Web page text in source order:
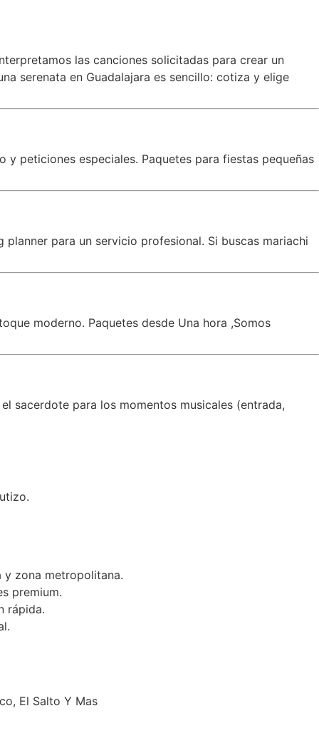
las canciones solicitadas para crear un
serenata en Guadalajara es sencillo: cotiza y elige
peticiones especiales. Paquetes para fiestas pequeñas
para un servicio profesional. Si buscas mariachi
moderno. Paquetes desde Una hora ,Somos
sacerdote para los momentos musicales (entrada,
y zona metropolitana.
premium.
rápida.
El Salto Y Mas